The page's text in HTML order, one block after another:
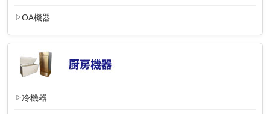
OA機器
冷機器